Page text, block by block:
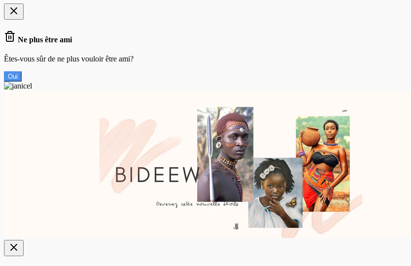
Ne plus être ami
Êtes-vous sûr de ne plus vouloir être ami?
Oui